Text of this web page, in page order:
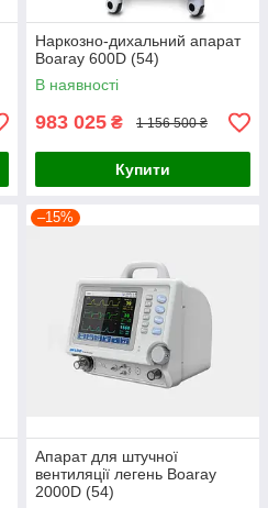
Наркозно-дихальний апарат
Boaray 600D (54)
В наявності
983 025 ₴ 1 156 500 ₴
Купити
–15%
Aпарат для штучної
вентиляції легень Boaray
2000D (54)